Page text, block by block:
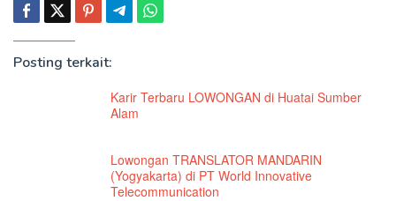
Posting terkait:
Karir Terbaru LOWONGAN di Huatai Sumber
Alam
Lowongan TRANSLATOR MANDARIN
(Yogyakarta) di PT World Innovative
Telecommunication